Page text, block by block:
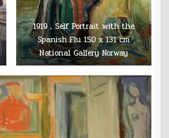
1919，Self Portrait with the
Spanish Flu 150 x 131 cm
National Gallery Norway